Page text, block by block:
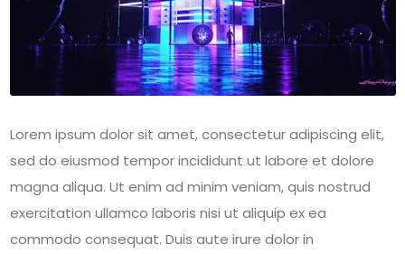
Lorem ipsum dolor sit amet, consectetur adipiscing elit,
sed do eiusmod tempor incididunt ut labore et dolore
magna aliqua. Ut enim ad minim veniam, quis nostrud
exercitation ullamco laboris nisi ut aliquip ex ea
commodo consequat. Duis aute irure dolor in